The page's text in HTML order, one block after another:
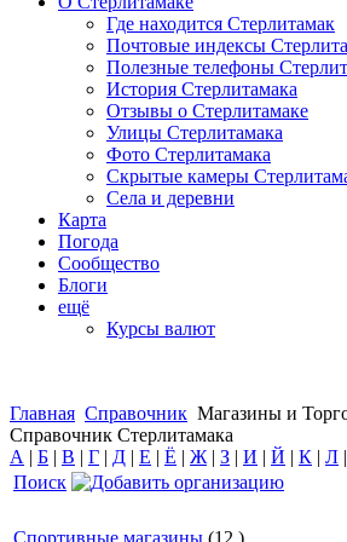
Где находится Стерлитамак
Почтовые индексы
Полезные телефоны
История Стерлитамака
Отзывы о Стерлитамаке
Улицы Стерлитамака
Фото Стерлитамака
Скрытые камеры
Села и деревни
Карта
Погода
Сообщество
Блоги
ещё
Курсы валют
Главная Справочник Магазины и
Справочник Стерлитамака
А | Б | В | Г | Д | Е | Ё | Ж | З | И | Й | К | Л |
Поиск
Спортивные магазины (12 )